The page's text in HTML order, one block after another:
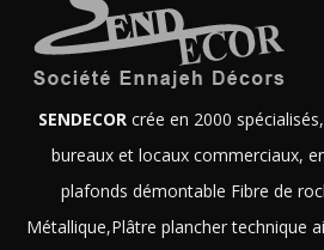
SENDECORcrée en 2000
bureaux et locaux commerciaux,
plafonds démontable Fibre de
Métallique,Plâtre plancher technique